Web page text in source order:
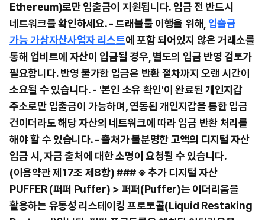
Ethereum)로만 입출금이 지원됩니다. 입금 전 반드시
네트워크를 확인하세요. - 트래블룰 이행을 위해, 입출금
가능 가상자산사업자 리스트에 포함 되어있지 않은 거래소를
통해 업비트에 자산이 입금될 경우, 별도의 입금 반영 검토가
필요합니다. 반영 불가한 입금은 반환 절차까지 오랜 시간이
소요될 수 있습니다. - '본인 소유 확인'이 완료된 개인지갑
주소로만 입출금이 가능하며, 연동된 개인지갑을 통한 입금
건이더라도 해당 자산의 네트워크에 따라 입금 반환 처리를
해야 할 수 있습니다. - 출처가 불분명한 고액의 디지털 자산
입금 시, 자금 출처에 대한 소명이 요청될 수 있습니다.
(이용약관 제17조 제8항) ### ※ 추가 디지털 자산
PUFFER (퍼퍼 Puffer) > 퍼퍼(Puffer)는 이더리움을
활용하는 유동성 리스테이킹 프로토콜(Liquid Restaking